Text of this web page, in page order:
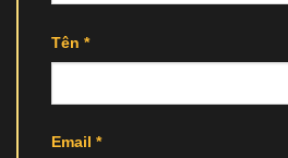
Tên *
Email *